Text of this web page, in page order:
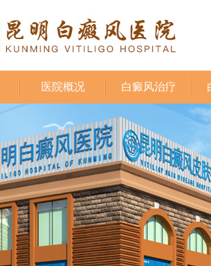
医院概况 白癜风治疗